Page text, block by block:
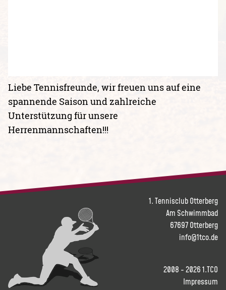
Liebe Tennisfreunde, wir freuen uns auf eine
spannende Saison und zahlreiche
Unterstützung für unsere
Herrenmannschaften!!!
1. Tennisclub Otterberg
Am Schwimmbad
67697 Otterberg
info@1tco.de
2008 - 2026 1.TCO
Impressum